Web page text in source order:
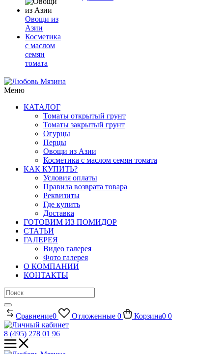
Овощи из
Азии
Косметика
с маслом
семян
томата
Меню
КАТАЛОГ
Томаты открытый грунт
Томаты закрытый грунт
Огурцы
Перцы
Овощи из Азии
Косметика с маслом семян томата
КАК КУПИТЬ?
Условия оплаты
Правила возврата товара
Реквизиты
Где купить
Доставка
ГОТОВИМ ИЗ ПОМИДОР
СТАТЬИ
ГАЛЕРЕЯ
Видео галерея
Фото галерея
О КОМПАНИИ
КОНТАКТЫ
Сравнение0 Отложенные 0 Корзина0 0
8 (495) 278 01 96